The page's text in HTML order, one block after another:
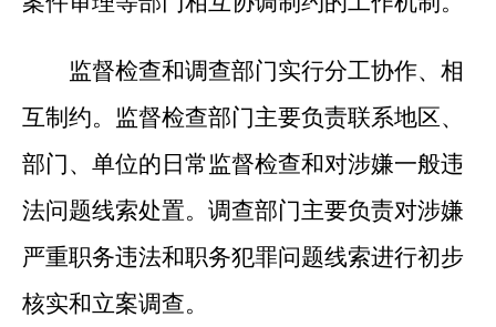
监督检查和调查部门实行分工协作、相
互制约。监督检查部门主要负责联系地区、
部门、单位的日常监督检查和对涉嫌一般违
法问题线索处置。调查部门主要负责对涉嫌
严重职务违法和职务犯罪问题线索进行初步
核实和立案调查。